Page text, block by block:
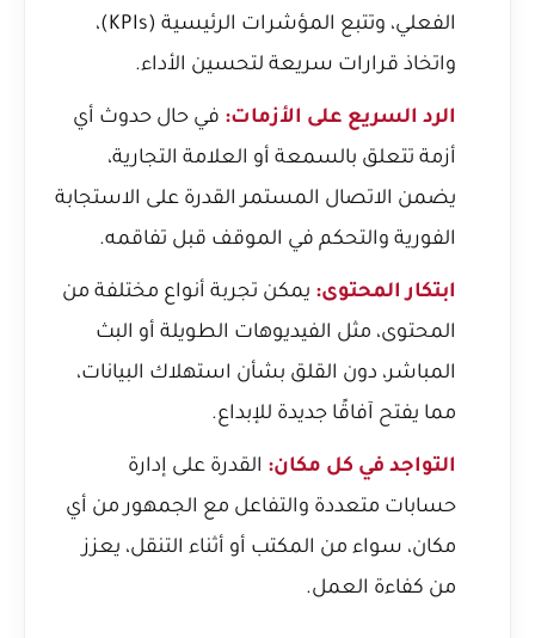
الفعلي، وتتبع المؤشرات الرئيسية (KPIs)،
واتخاذ قرارات سريعة لتحسين الأداء.
الرد السريع على الأزمات: في حال حدوث أي
أزمة تتعلق بالسمعة أو العلامة التجارية،
يضمن الاتصال المستمر القدرة على الاستجابة
الفورية والتحكم في الموقف قبل تفاقمه.
ابتكار المحتوى: يمكن تجربة أنواع مختلفة من
المحتوى، مثل الفيديوهات الطويلة أو البث
المباشر، دون القلق بشأن استهلاك البيانات،
مما يفتح آفاقًا جديدة للإبداع.
التواجد في كل مكان: القدرة على إدارة
حسابات متعددة والتفاعل مع الجمهور من أي
مكان، سواء من المكتب أو أثناء التنقل، يعزز
من كفاءة العمل.